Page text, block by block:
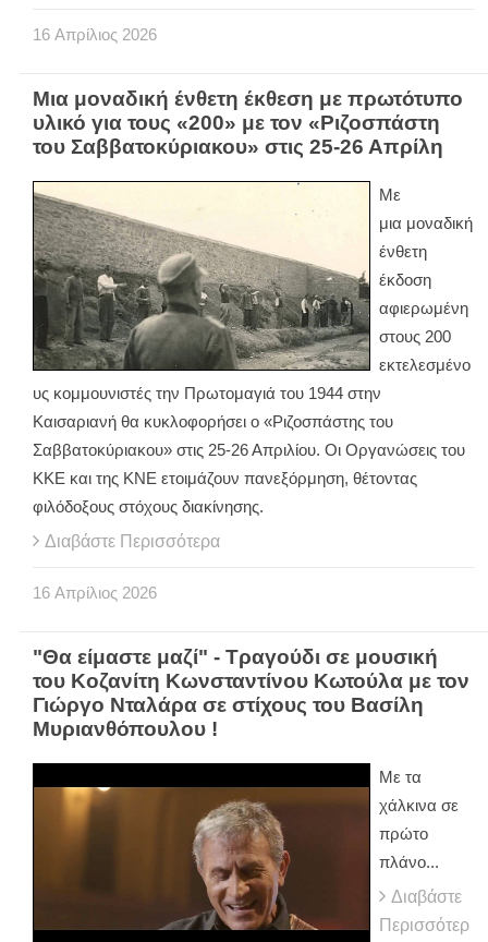
16 Απρίλιος 2026
Μια μοναδική ένθετη έκθεση με πρωτότυπο
υλικό για τους «200» με τον «Ριζοσπάστη
του Σαββατοκύριακου» στις 25-26 Απρίλη
Με
μια μοναδική
ένθετη
έκδοση
αφιερωμένη
στους 200
εκτελεσμένο
υς κομμουνιστές την Πρωτομαγιά του 1944 στην
Καισαριανή θα κυκλοφορήσει ο «Ριζοσπάστης του
Σαββατοκύριακου» στις 25-26 Απριλίου. Οι Οργανώσεις του
ΚΚΕ και της ΚΝΕ ετοιμάζουν πανεξόρμηση, θέτοντας
φιλόδοξους στόχους διακίνησης.
Διαβάστε Περισσότερα
16 Απρίλιος 2026
"Θα είμαστε μαζί" - Τραγούδι σε μουσική
του Κοζανίτη Κωνσταντίνου Κωτούλα με τον
Γιώργο Νταλάρα σε στίχους του Βασίλη
Μυριανθόπουλου !
Με τα
χάλκινα σε
πρώτο
πλάνο...
Διαβάστε
Περισσότερ